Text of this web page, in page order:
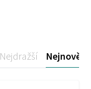
Nejdražší Nejnovější